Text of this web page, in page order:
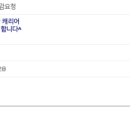
요청
캐리어
니다^